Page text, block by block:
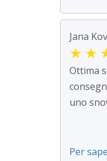
Jana
★ ★
Ottima
uno
Per